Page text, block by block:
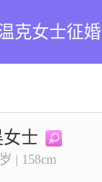
克女士征婚
女士
| 158cm